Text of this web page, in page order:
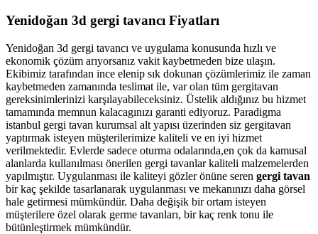
Yenidoğan 3d gergi tavancı Fiyatları
Yenidoğan 3d gergi tavancı ve uygulama konusunda hızlı ve
ekonomik çözüm arıyorsanız vakit kaybetmeden bize ulaşın.
Ekibimiz tarafından ince elenip sık dokunan çözümlerimiz ile zaman
kaybetmeden zamanında teslimat ile, var olan tüm gergitavan
gereksinimlerinizi karşılayabileceksiniz. Üstelik aldığınız bu hizmet
tamamında memnun kalacagınızı garanti ediyoruz. Paradigma
istanbul gergi tavan kurumsal alt yapısı üzerinden siz gergitavan
yaptırmak isteyen müşterilerimize kaliteli ve en iyi hizmet
verilmektedir. Evlerde sadece oturma odalarında,en çok da kamusal
alanlarda kullanılması önerilen gergi tavanlar kaliteli malzemelerden
yapılmıştır. Uygulanması ile kaliteyi gözler önüne seren gergi tavan
bir kaç şekilde tasarlanarak uygulanması ve mekanınızı daha görsel
hale getirmesi mümkündür. Daha değişik bir ortam isteyen
müşterilere özel olarak germe tavanları, bir kaç renk tonu ile
bütünleştirmek mümkündür.